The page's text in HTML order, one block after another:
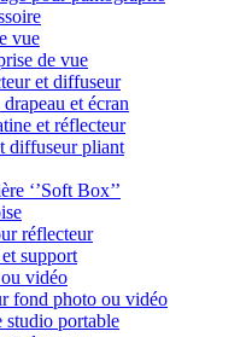
vue
de vue
et diffuseur
et écran
et réflecteur
diffuseur pliant
‘’Soft Box’’
réflecteur
support
vidéo
fond photo ou vidéo
studio portable